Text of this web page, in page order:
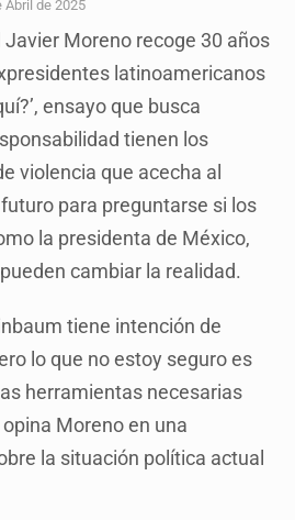
Abril de 2025
Moreno recoge 30 años
latinoamericanos
ensayo que busca
tienen los
violencia que acecha al
para preguntarse si los
la presidenta de México,
cambiar la realidad.
tiene intención de
lo que no estoy seguro es
herramientas necesarias
Moreno en una
la situación política actual